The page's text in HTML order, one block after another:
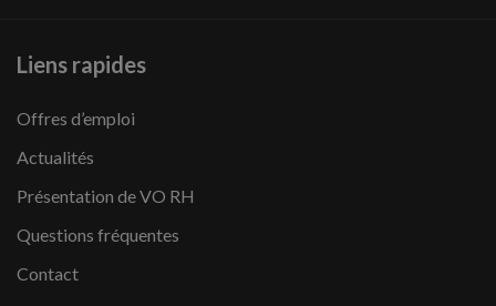
Liens rapides
Offres d’emploi
Actualités
Présentation de VO RH
Questions fréquentes
Contact